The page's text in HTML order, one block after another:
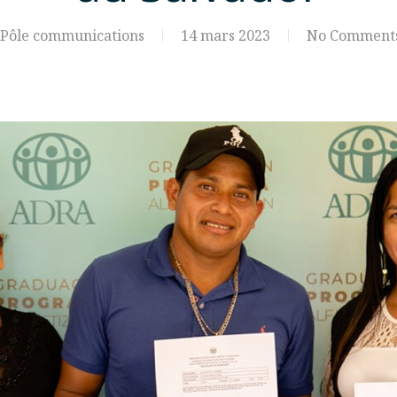
Pôle communications 14 mars 2023 No